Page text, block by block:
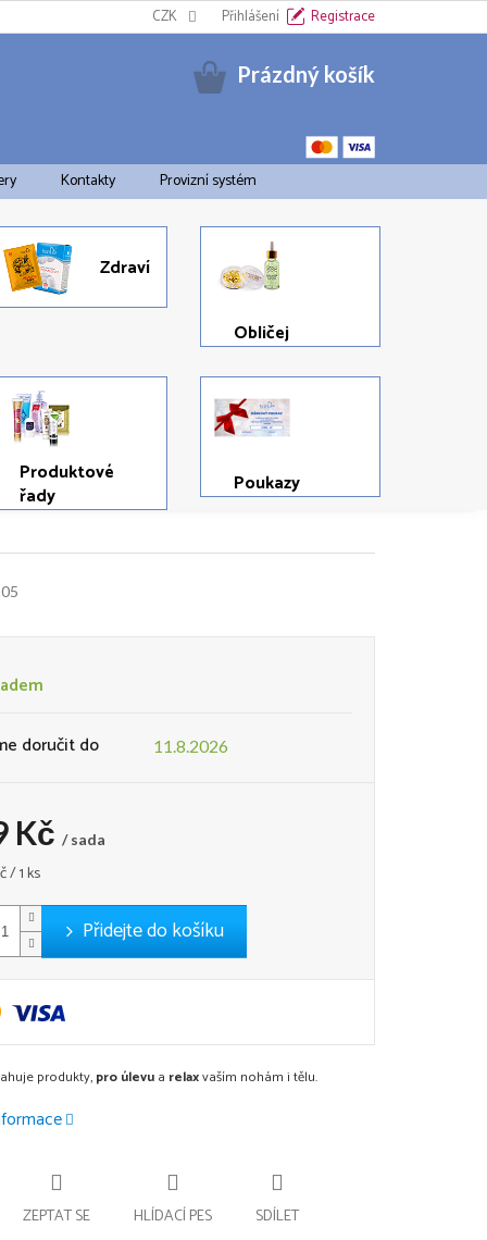
Informační oznámení k EET Cookies Doprava a platba
CZK Přihlášení Registrace
Nákupní
Prázdný košík
Kontakty Provizní systém
Zdraví
Obličej
Produktové
řady
Poukazy
doručit do 11.8.2026
Kč / sada
/ 1 ks
Přidejte do košíku
produkty,pro úlevua relaxvaším nohám i tělu.
ZEPTAT SE HLÍDACÍ PES SDÍLET